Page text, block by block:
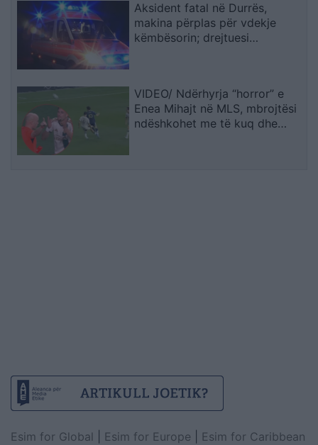
Aksident fatal në Durrës,
makina përplas për vdekje
këmbësorin; drejtuesi
VIDEO/ Ndërhyrja “horror” e
Enea Mihajt në MLS, mbrojtësi
ndëshkohet me të kuq dhe
Esim for Global Esim for Europe
Esim for Caribbean